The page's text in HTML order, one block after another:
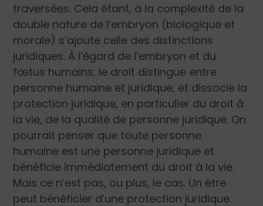
traversées. Cela étant, à la complexité de la
double nature de l’embryon (biologique et
morale) s’ajoute celle des distinctions
juridiques. À l’égard de l’embryon et du
fœtus humains, le droit distingue entre
personne humaine et juridique, et dissocie la
protection juridique, en particulier du droit à
la vie, de la qualité de personne juridique. On
pourrait penser que toute personne
humaine est une personne juridique et
bénéficie immédiatement du droit à la vie.
Mais ce n’est pas, ou plus, le cas. Un être
peut bénéficier d’une protection juridique